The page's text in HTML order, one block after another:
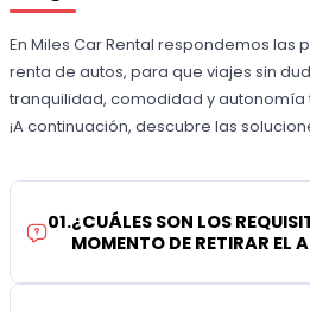
En Miles Car Rental respondemos las
renta de autos, para que viajes sin
tranquilidad, comodidad y autonomía
¡A continuación, descubre las
01.¿CUÁLES SON LOS
MOMENTO DE RETIRAR EL